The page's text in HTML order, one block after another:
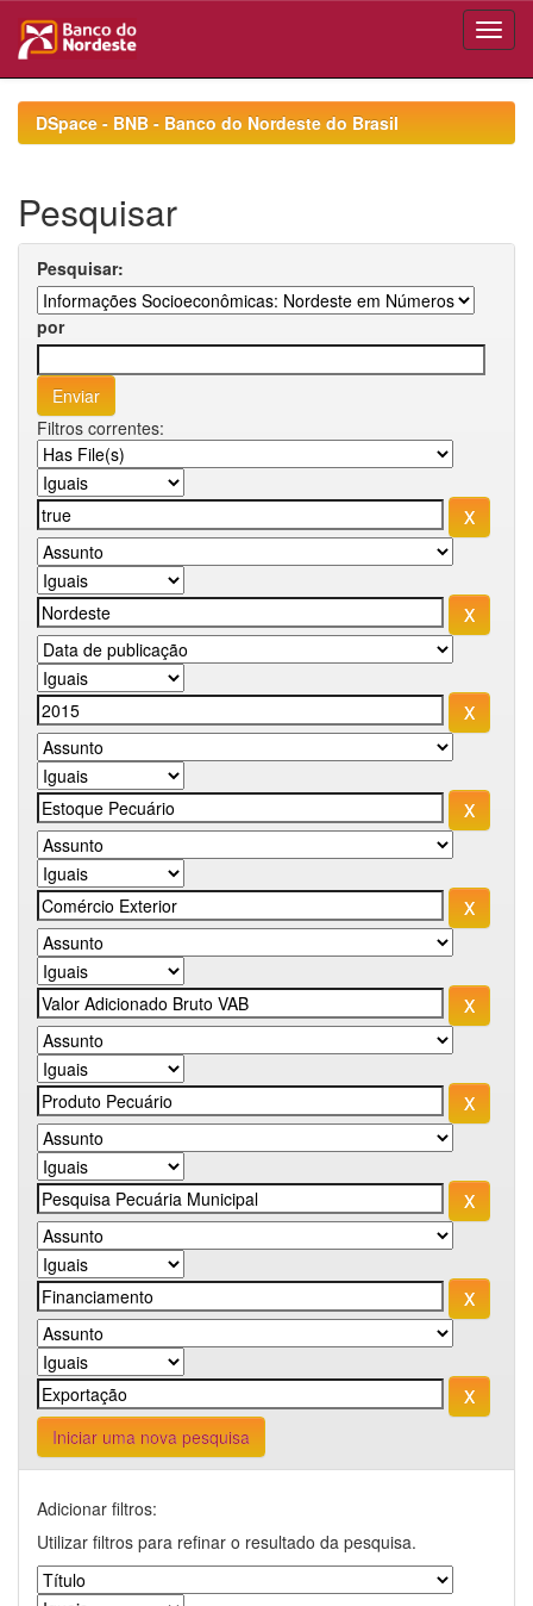
navigationDSpace - BNB - Banco do Nordeste do Brasil
Pesquisar
Pesquisar:
por
Filtros correntes:
Iniciar uma nova pesquisa
Adicionar filtros:
Utilizar filtros para refinar o resultado da pesquisa.